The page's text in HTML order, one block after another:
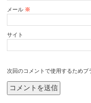
メール ※
サイト
次回のコメントで使用するため